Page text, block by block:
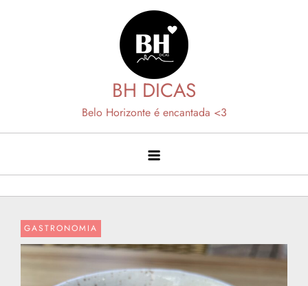
BH DICAS
Belo Horizonte é encantada <3
GASTRONOMIA